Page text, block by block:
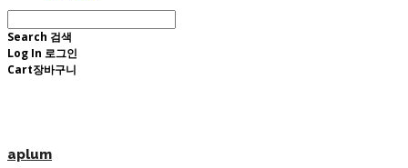
Search 검색
Log In 로그인
Cart장바구니
aplum